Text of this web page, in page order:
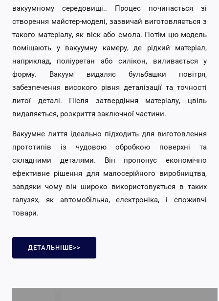
вакуумному середовищі.. Процес починається зі
створення майстер-моделі, зазвичай виготовляється з
такого матеріалу, як віск або смола. Потім цю модель
поміщають у вакуумну камеру, де рідкий матеріал,
наприклад, поліуретан або силікон, виливається у
форму. Вакуум видаляє бульбашки повітря,
забезпечення високого рівня деталізації та точності
литої деталі. Після затвердіння матеріалу, цвіль
видаляється, розкриття заключної частини.
Вакуумне лиття ідеально підходить для виготовлення
прототипів із чудовою обробкою поверхні та
складними деталями. Він пропонує економічно
ефективне рішення для малосерійного виробництва,
завдяки чому він широко використовується в таких
галузях, як автомобільна, електроніка, і споживчі
товари.
ДЕТАЛЬНІШЕ>>